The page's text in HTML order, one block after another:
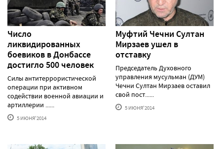
Число
ликвидированных
боевиков в Донбассе
достигло 500 человек
Силы антитеррористической
операции при активном
содействии военной авиации и
артиллерии ......
5 ИЮНЯ'2014
Муфтий Чечни Султан
Мирзаев ушел в
отставку
Председатель Духовного
управления мусульман (ДУМ)
Чечни Султан Мирзаев оставил
свой пост......
5 ИЮНЯ'2014